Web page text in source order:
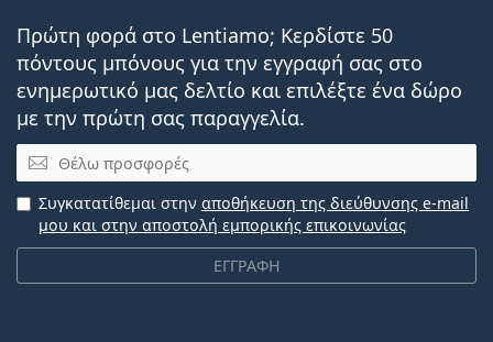
Πρώτη φορά στο Lentiamo; Κερδίστε 50
πόντους μπόνους για την εγγραφή σας στο
ενημερωτικό μας δελτίο και επιλέξτε ένα δώρο
με την πρώτη σας παραγγελία.
Email
ΕΓΓΡΑΦΗ
Συγκατατίθεμαι στην αποθήκευση της διεύθυνσης e-mail
μου και στην αποστολή εμπορικής επικοινωνίας